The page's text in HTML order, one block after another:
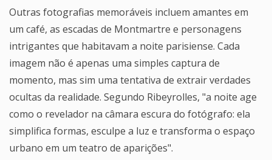
Outras fotografias memoráveis incluem amantes em
um café, as escadas de Montmartre e personagens
intrigantes que habitavam a noite parisiense. Cada
imagem não é apenas uma simples captura de
momento, mas sim uma tentativa de extrair verdades
ocultas da realidade. Segundo Ribeyrolles, "a noite age
como o revelador na câmara escura do fotógrafo: ela
simplifica formas, esculpe a luz e transforma o espaço
urbano em um teatro de aparições".